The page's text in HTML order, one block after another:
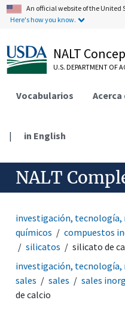
An official website of the United
Here's how you know.
NALT
U.S. DEPARTMENT OF
Vocabularios Acerca
| in English
NALT
investigación, tecnología,
químicos
compuestos
silicatos
silicato de
investigación, tecnología,
sales
sales sales
de calcio